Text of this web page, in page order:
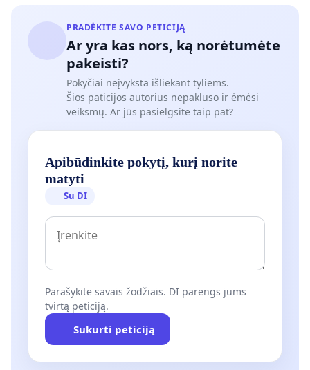
PRADĖKITE SAVO PETICIJĄ
Ar yra kas nors, ką norėtumėte
pakeisti?
Pokyčiai neįvyksta išliekant tyliems.
Šios paticijos autorius nepakluso ir ėmėsi
veiksmų. Ar jūs pasielgsite taip pat?
Apibūdinkite pokytį, kurį norite
matyti
Su DI
Parašykite savais žodžiais. DI parengs jums
tvirtą peticiją.
Sukurti peticiją